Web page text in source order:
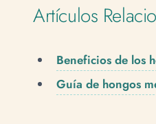
Artículos
Beneficios de los
Guía de hongos